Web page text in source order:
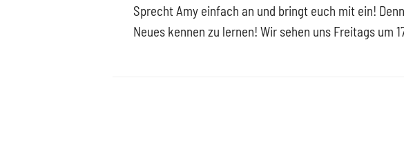
Sprecht Amy einfach an und bringt euch mit ein!
Neues kennen zu lernen! Wir sehen uns Freitags um